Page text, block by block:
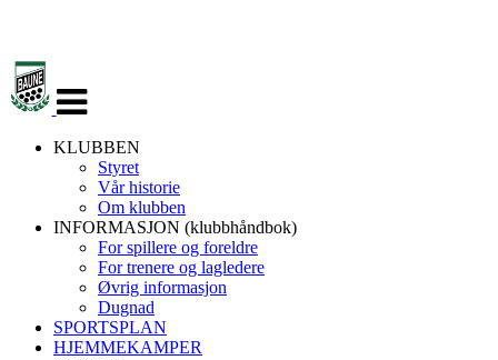
navigasjon
KLUBBEN
Styret
Vår historie
Om klubben
INFORMASJON (klubbhåndbok)
For spillere og foreldre
For trenere og lagledere
Øvrig informasjon
Dugnad
SPORTSPLAN
HJEMMEKAMPER